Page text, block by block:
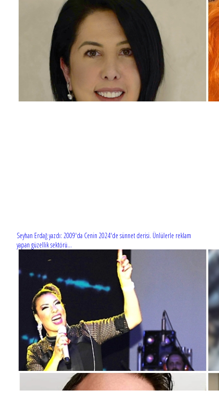
Seyhan Erdağ yazdı: 2009'da Cenin 2024'de sünnet derisi. Ünlülerle reklam
yapan güzellik sektörü...